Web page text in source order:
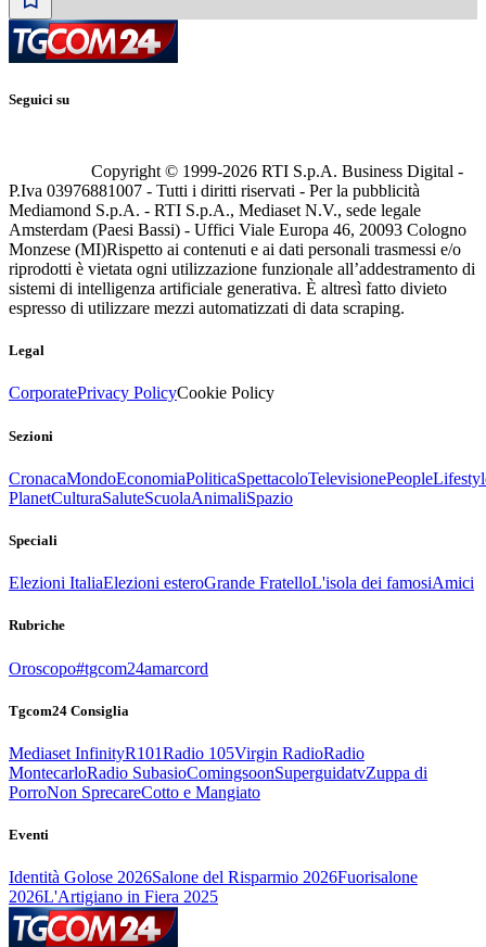
Seguici su
Copyright © 1999-2026 RTI S.p.A. Business Digital -
P.Iva 03976881007 - Tutti i diritti riservati - Per la pubblicità
Mediamond S.p.A. - RTI S.p.A., Mediaset N.V., sede legale
Amsterdam (Paesi Bassi) - Uffici Viale Europa 46, 20093 Cologno
Monzese (MI)Rispetto ai contenuti e ai dati personali trasmessi e/o
riprodotti è vietata ogni utilizzazione funzionale all’addestramento di
sistemi di intelligenza artificiale generativa. È altresì fatto divieto
espresso di utilizzare mezzi automatizzati di data scraping.
Legal
CorporatePrivacy PolicyCookie Policy
Sezioni
CronacaMondoEconomiaPoliticaSpettacoloTelevisionePeople
PlanetCulturaSaluteScuolaAnimaliSpazio
Speciali
Elezioni ItaliaElezioni esteroGrande FratelloL'isola dei famosiAmici
Rubriche
Oroscopo#tgcom24amarcord
Tgcom24 Consiglia
Mediaset InfinityR101Radio 105Virgin RadioRadio
MontecarloRadio SubasioComingsoonSuperguidatvZuppa di
PorroNon SprecareCotto e Mangiato
Eventi
Identità Golose 2026Salone del Risparmio 2026Fuorisalone
2026L'Artigiano in Fiera 2025